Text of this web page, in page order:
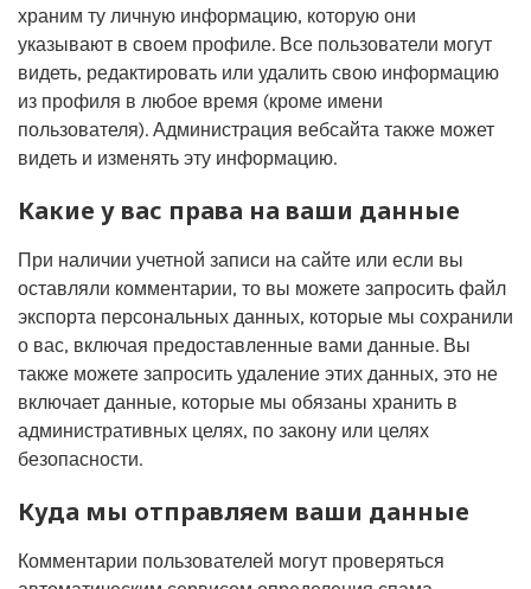
храним ту личную информацию, которую они
указывают в своем профиле. Все пользователи могут
видеть, редактировать или удалить свою информацию
из профиля в любое время (кроме имени
пользователя). Администрация вебсайта также может
видеть и изменять эту информацию.
Какие у вас права на ваши данные
При наличии учетной записи на сайте или если вы
оставляли комментарии, то вы можете запросить файл
экспорта персональных данных, которые мы сохранили
о вас, включая предоставленные вами данные. Вы
также можете запросить удаление этих данных, это не
включает данные, которые мы обязаны хранить в
административных целях, по закону или целях
безопасности.
Куда мы отправляем ваши данные
Комментарии пользователей могут проверяться